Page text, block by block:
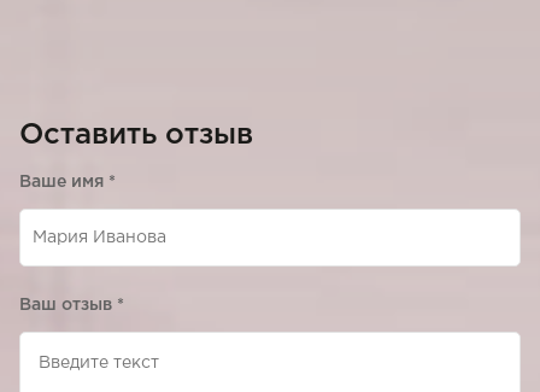
Оставить отзыв
Ваше имя *
Ваш отзыв *